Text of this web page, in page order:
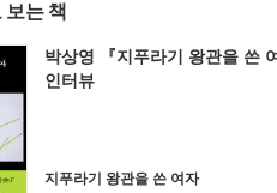
보는 책
박상영 『지푸라기 왕관을 쓴
인터뷰
지푸라기 왕관을 쓴 여자